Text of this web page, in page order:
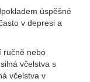
úspěšné
v depresi a
ručně nebo
včelstva s
včelstva v